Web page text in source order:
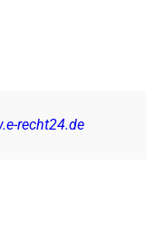
recht24.de